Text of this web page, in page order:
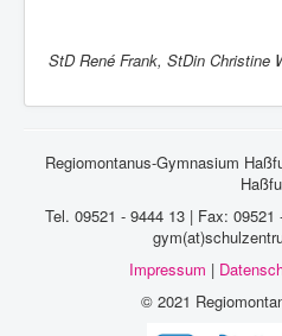
StD René Frank, StDin Christine
Regiomontanus-Gymnasium
Tel. 09521 - 9444 13 | Fax:
Impressum |
© 2021